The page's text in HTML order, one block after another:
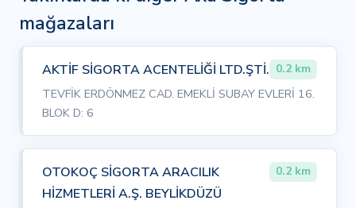
mağazaları
AKTİF SİGORTA ACENTELİĞİ LTD.ŞTİ. 0.2 km
TEVFİK ERDÖNMEZ CAD. EMEKLİ SUBAY EVLERİ 16.
BLOK D: 6
OTOKOÇ SİGORTA ARACILIK
HİZMETLERİ A.Ş. BEYLİKDÜZÜ
0.2 km